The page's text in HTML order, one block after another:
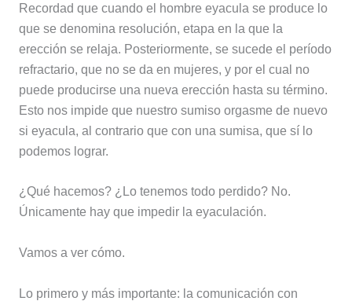
Recordad que cuando el hombre eyacula se produce lo
que se denomina resolución, etapa en la que la
erección se relaja. Posteriormente, se sucede el período
refractario, que no se da en mujeres, y por el cual no
puede producirse una nueva erección hasta su término.
Esto nos impide que nuestro sumiso orgasme de nuevo
si eyacula, al contrario que con una sumisa, que sí lo
podemos lograr.
¿Qué hacemos? ¿Lo tenemos todo perdido? No.
Únicamente hay que impedir la eyaculación.
Vamos a ver cómo.
Lo primero y más importante: la comunicación con